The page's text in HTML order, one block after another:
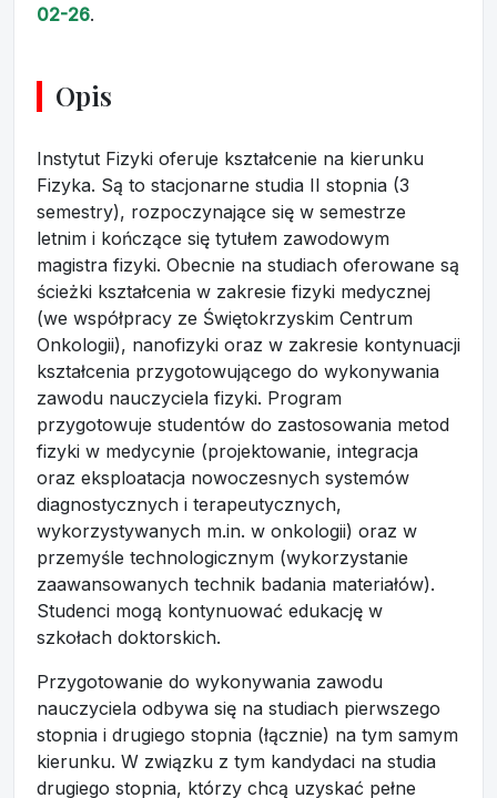
02-26.
Opis
Instytut Fizyki oferuje kształcenie na kierunku
Fizyka. Są to stacjonarne studia II stopnia (3
semestry), rozpoczynające się w semestrze
letnim i kończące się tytułem zawodowym
magistra fizyki. Obecnie na studiach oferowane są
ścieżki kształcenia w zakresie fizyki medycznej
(we współpracy ze Świętokrzyskim Centrum
Onkologii), nanofizyki oraz w zakresie kontynuacji
kształcenia przygotowującego do wykonywania
zawodu nauczyciela fizyki. Program
przygotowuje studentów do zastosowania metod
fizyki w medycynie (projektowanie, integracja
oraz eksploatacja nowoczesnych systemów
diagnostycznych i terapeutycznych,
wykorzystywanych m.in. w onkologii) oraz w
przemyśle technologicznym (wykorzystanie
zaawansowanych technik badania materiałów).
Studenci mogą kontynuować edukację w
szkołach doktorskich.
Przygotowanie do wykonywania zawodu
nauczyciela odbywa się na studiach pierwszego
stopnia i drugiego stopnia (łącznie) na tym samym
kierunku. W związku z tym kandydaci na studia
drugiego stopnia, którzy chcą uzyskać pełne